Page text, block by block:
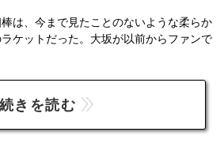
は、今まで見たことのないような柔らか
ケットだった。大坂が以前からファンで
続きを読む